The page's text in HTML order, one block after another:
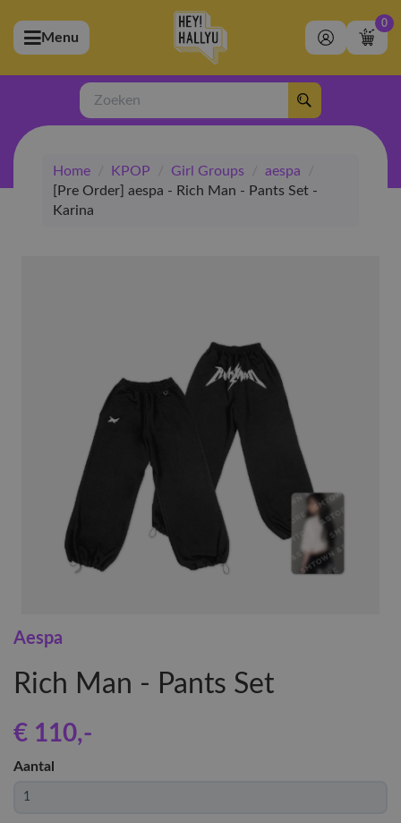
(Artiesten)
(Merchandise)
(Exclusive)
(Winkel)
Menu
0
Zoeken
Home / KPOP / Girl Groups / aespa
/
[Pre Order] aespa - Rich Man - Pants Set -
Karina
Aespa
Rich Man - Pants Set
€ 110,-
Aantal